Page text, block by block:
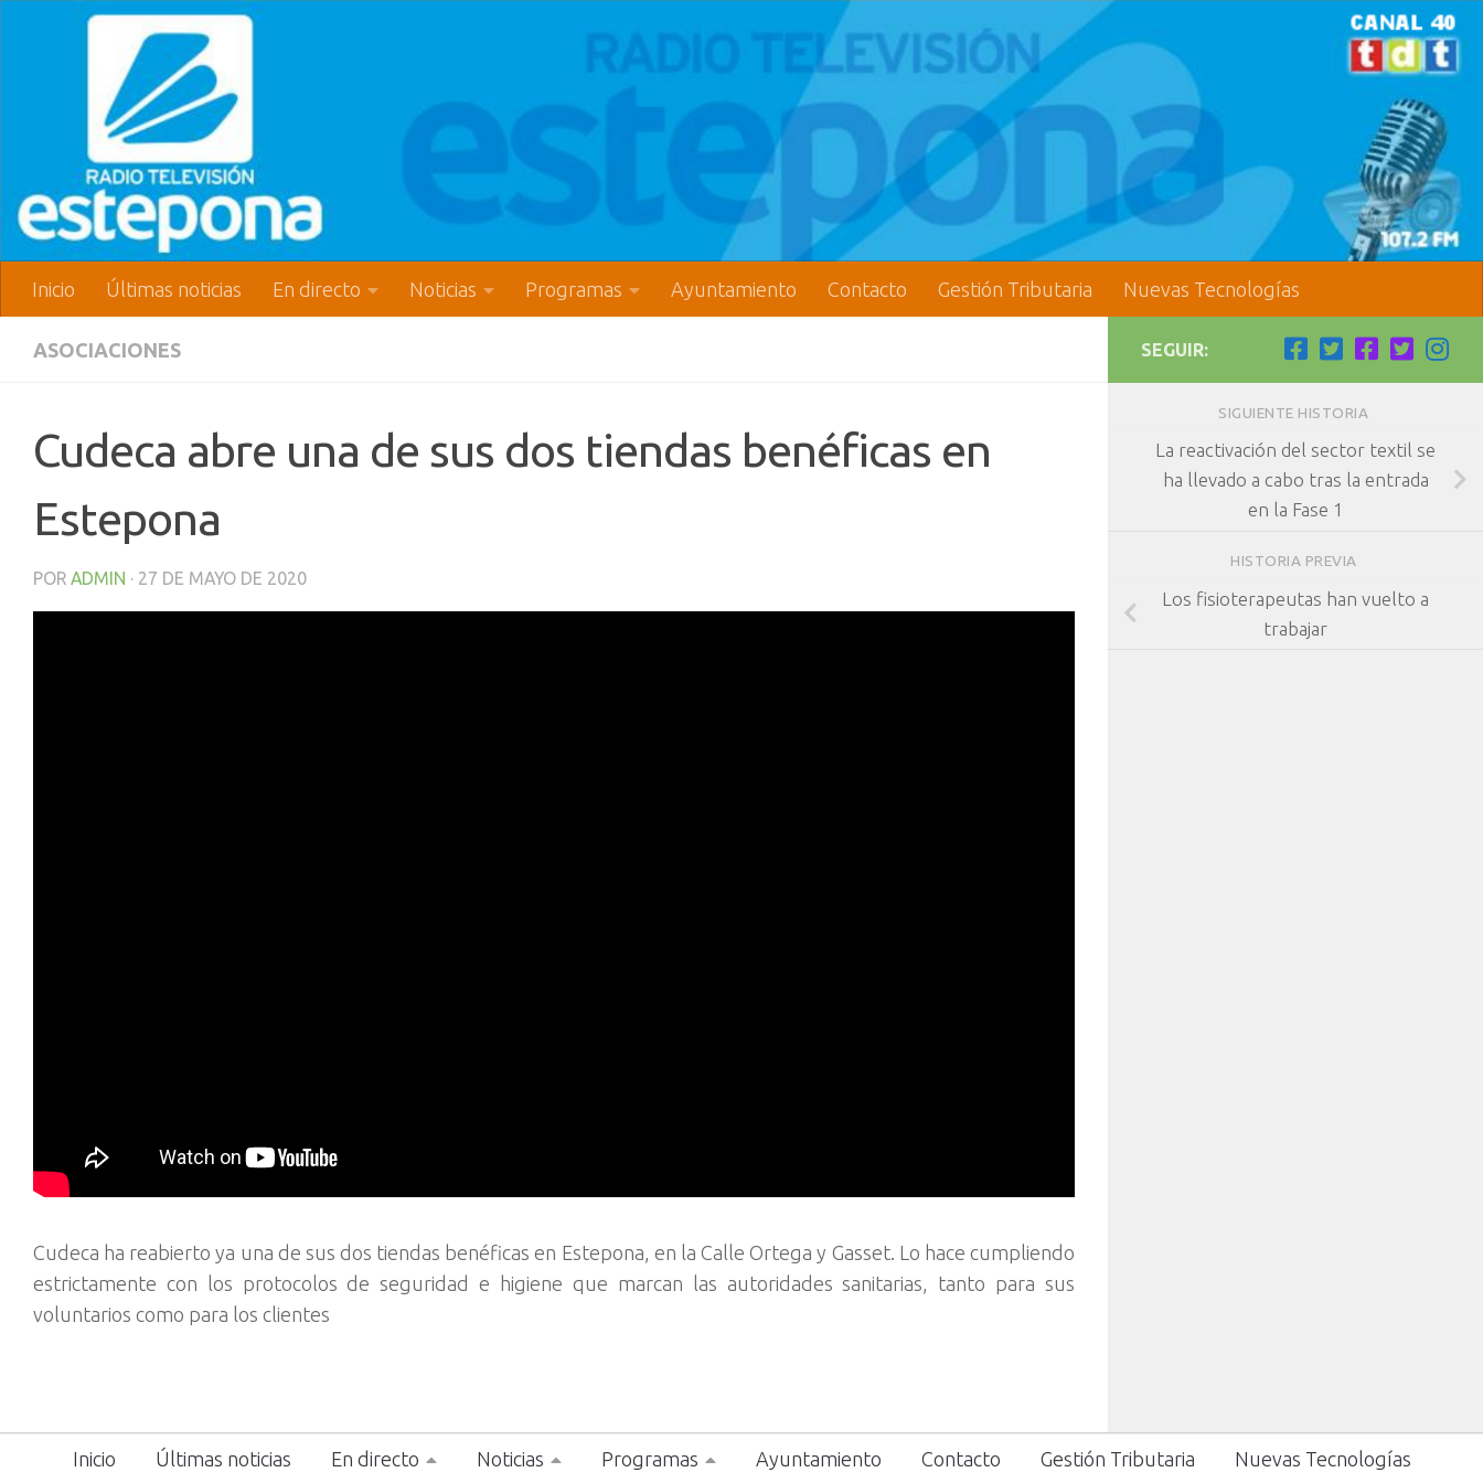
Inicio Últimas noticias En directo Noticias Programas Ayuntamiento Contacto Gestión Tributaria Nuevas Tecnologías
ASOCIACIONES
Cudeca abre una de sus dos tiendas benéficas en
Estepona
POR ADMIN · 27 DE MAYO DE 2020
Cudeca ha reabierto ya una de sus dos tiendas benéficas en Estepona, en la Calle Ortega y Gasset. Lo hace cumpliendo
estrictamente con los protocolos de seguridad e higiene que marcan las autoridades sanitarias, tanto para sus
voluntarios como para los clientes
SEGUIR:
SIGUIENTE HISTORIA
La reactivación del sector textil se
ha llevado a cabo tras la entrada
en la Fase 1
HISTORIA PREVIA
Los fisioterapeutas han vuelto a
trabajar
Inicio Últimas noticias En directo Noticias Programas Ayuntamiento Contacto Gestión Tributaria Nuevas Tecnologías